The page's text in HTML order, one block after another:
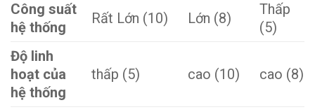
Công suất
hệ thống
Rất Lớn (10) Lớn (8)
Thấp
(5)
Độ linh
hoạt của
hệ thống
thấp (5) cao (10) cao (8)